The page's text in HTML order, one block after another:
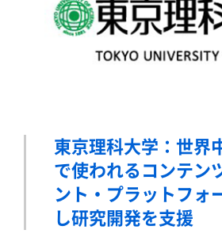
東京理科大学：世界
で使われるコンテン
ント・プラットフォ
し研究開発を支援